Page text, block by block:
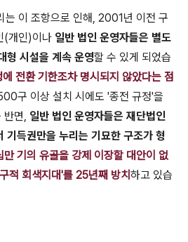
는 이 조항으로 인해, 2001년 이전 구
(개인)이나 일반 법인 운영자들은 별도
형 시설을 계속 운영할 수 있게 되었습
전환 기한조차 명시되지 않았다는 점
구 이상 설치 시에도 '종전 규정'을
반면, 일반 법인 운영자들은 재단법인
기득권만을 누리는 기묘한 구조가 형
만 기의 유골을 강제 이장할 대안이 없
적 회색지대'를 25년째 방치하고 있습